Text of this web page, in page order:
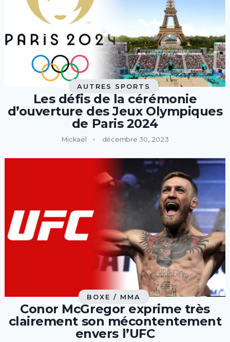
AUTRES SPORTS
Les défis de la cérémonie
d’ouverture des Jeux Olympiques
de Paris 2024
Mickaël décembre 30, 2023
BOXE / MMA
Conor McGregor exprime très
clairement son mécontentement
envers l’UFC